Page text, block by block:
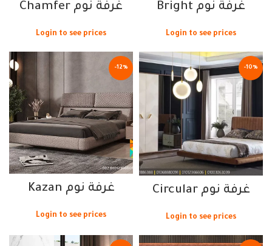
غرفة نوم Bright
Login to see prices
غرفة نوم Chamfer
Login to see prices
-10%
غرفة نوم Circular
Login to see prices
-12%
غرفة نوم Kazan
Login to see prices